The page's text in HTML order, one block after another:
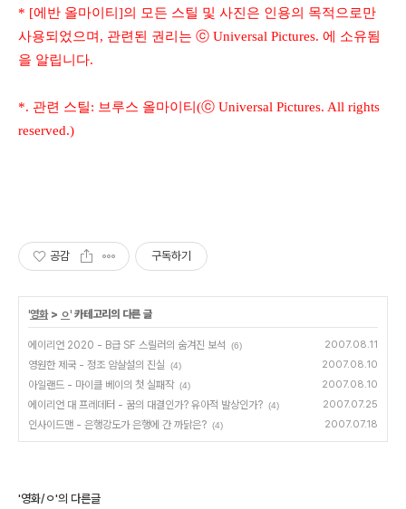
* [에반 올마이티]의 모든 스틸 및 사진은 인용의 목적으로만
사용되었으며, 관련된 권리는 ⓒ Universal Pictures. 에 소유됨
을 알립니다.
*. 관련 스틸: 브루스 올마이티(ⓒ Universal Pictures. All rights
reserved.)
공감 구독하기
'영화> ㅇ' 카테고리의 다른 글
에이리언 2020 - B급 SF 스릴러의 숨겨진 보석 (6) 2007.08.11
영원한 제국 - 정조 암살설의 진실 (4) 2007.08.10
아일랜드 - 마이클 베이의 첫 실패작 (4) 2007.08.10
에이리언 대 프레데터 - 꿈의 대결인가? 유아적 발상인가? (4) 2007.07.25
인사이드맨 - 은행강도가 은행에 간 까닭은? (4) 2007.07.18
'영화/ㅇ'의 다른글